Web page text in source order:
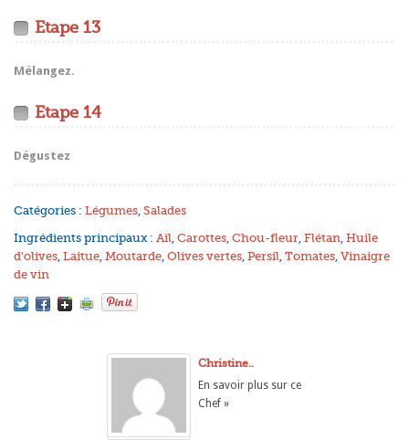
Etape 13
Mélangez.
Etape 14
Dégustez
Catégories :Légumes,Salades
Ingrédients principaux :Ail,Carottes,Chou-fleur,Flétan,Huile
d'olives,Laitue,Moutarde,Olives vertes,Persil,Tomates,Vinaigre
de vin
Christine..
En savoir plus sur ce
Chef »